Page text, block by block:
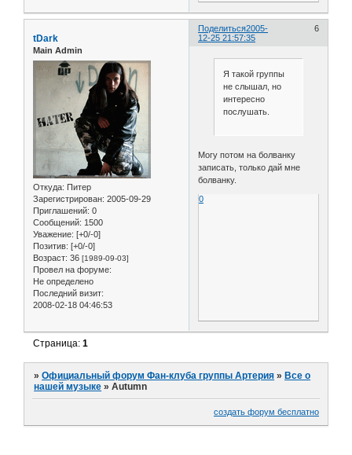
Поделиться 6
2005-
12-25 21:57:35
tDark
Main Admin
Откуда: Питер
Зарегистрирован: 2005-09-29
Приглашений: 0
Сообщений: 1500
Уважение: [+0/-0]
Позитив: [+0/-0]
Возраст: 36 [1989-09-03]
Провел на форуме:
Не определено
Последний визит:
2008-02-18 04:46:53
Я такой группы
не слышал, но
интересно
послушать.
Могу потом на болванку
записать, только дай мне
болванку.
0
Страница:1
»Официальный форум Фан-клуба группы Артерия » Все о
нашей музыке »Autumn
создать форум бесплатно